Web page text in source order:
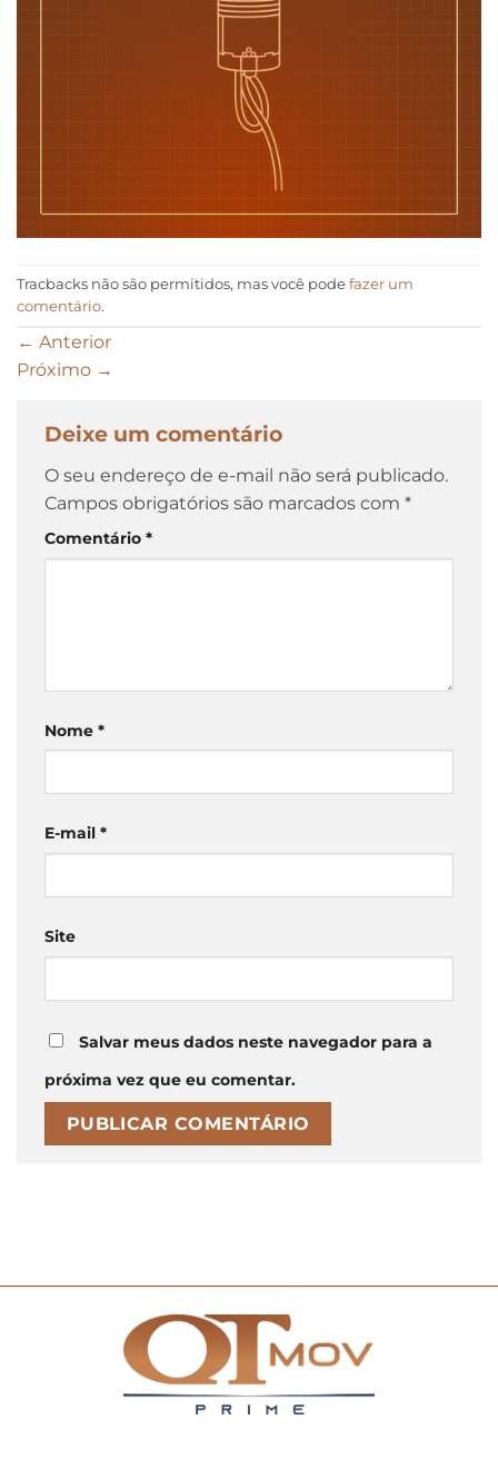
Tracbacks não são permitidos, mas você pode fazer um
comentário.
← Anterior
Próximo →
Deixe um comentário
O seu endereço de e-mail não será publicado.
Campos obrigatórios são marcados com *
Comentário *
Nome *
E-mail *
Site
Salvar meus dados neste navegador para a
próxima vez que eu comentar.